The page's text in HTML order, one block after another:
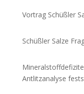
Vortrag Schüßler
Schüßler Salze
Antlitzanalyse